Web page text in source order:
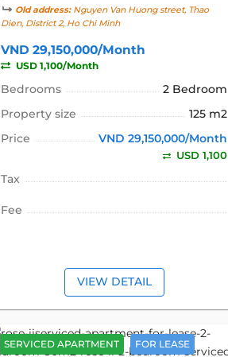
Old address:Nguyen Van Huong street, Thao
Dien, District 2, Ho Chi Minh
VND 29,150,000/Month
USD 1,100/Month
Bedrooms
2 Bedroom
Property size
125 m2
Price
VND 29,150,000/Month
USD 1,100
Tax
Fee
VIEW DETAIL
SERVICED APARTMENT FOR LEASE